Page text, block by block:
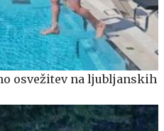
osvežitev na ljubljanskih